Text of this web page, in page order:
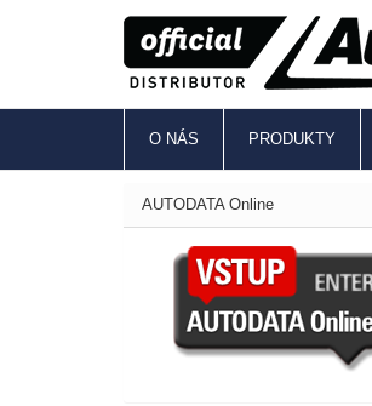
O NÁS PRODUKTY
AUTODATA Online